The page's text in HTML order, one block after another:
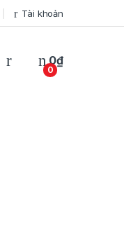
Tài khoản
My Account
0
0₫